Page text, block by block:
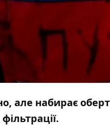
але набирає